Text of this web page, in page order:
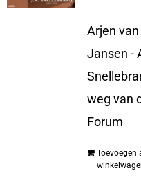
Arjen
Jansen -
weg van
Forum
Toevoegen